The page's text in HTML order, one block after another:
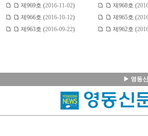
제969호 (2016-11-02) 제968호 (
제966호 (2016-10-12) 제965호 (
제963호 (2016-09-22) 제962호 (
▶ 영동